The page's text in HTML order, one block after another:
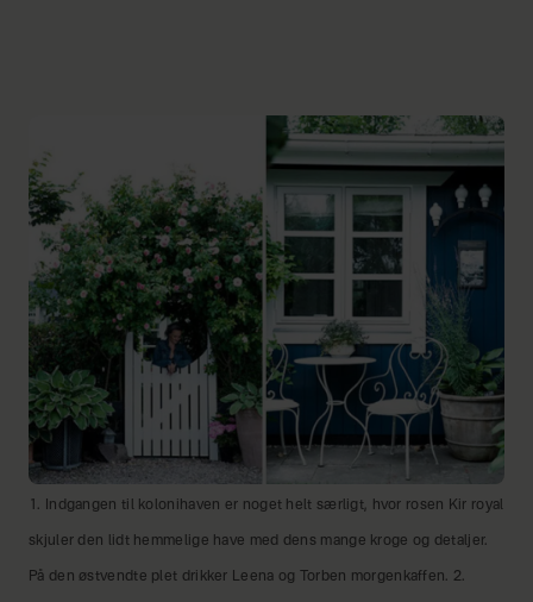
1. Indgangen til kolonihaven er noget helt særligt, hvor rosen Kir royal
skjuler den lidt hemmelige have med dens mange kroge og detaljer.
På den østvendte plet drikker Leena og Torben morgenkaffen. 2.